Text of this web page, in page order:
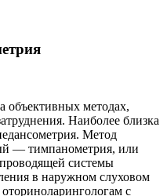
объективных методах,
Наиболее близка
Метод
— тимпанометрия, или
системы
в наружном слуховом
с